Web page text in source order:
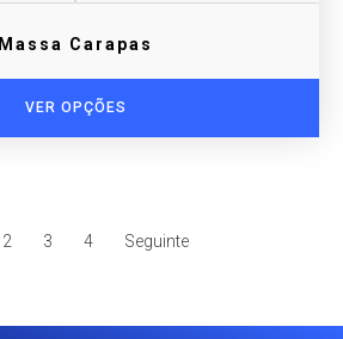
Massa Carapas
VER OPÇÕES
2 3 4 Seguinte